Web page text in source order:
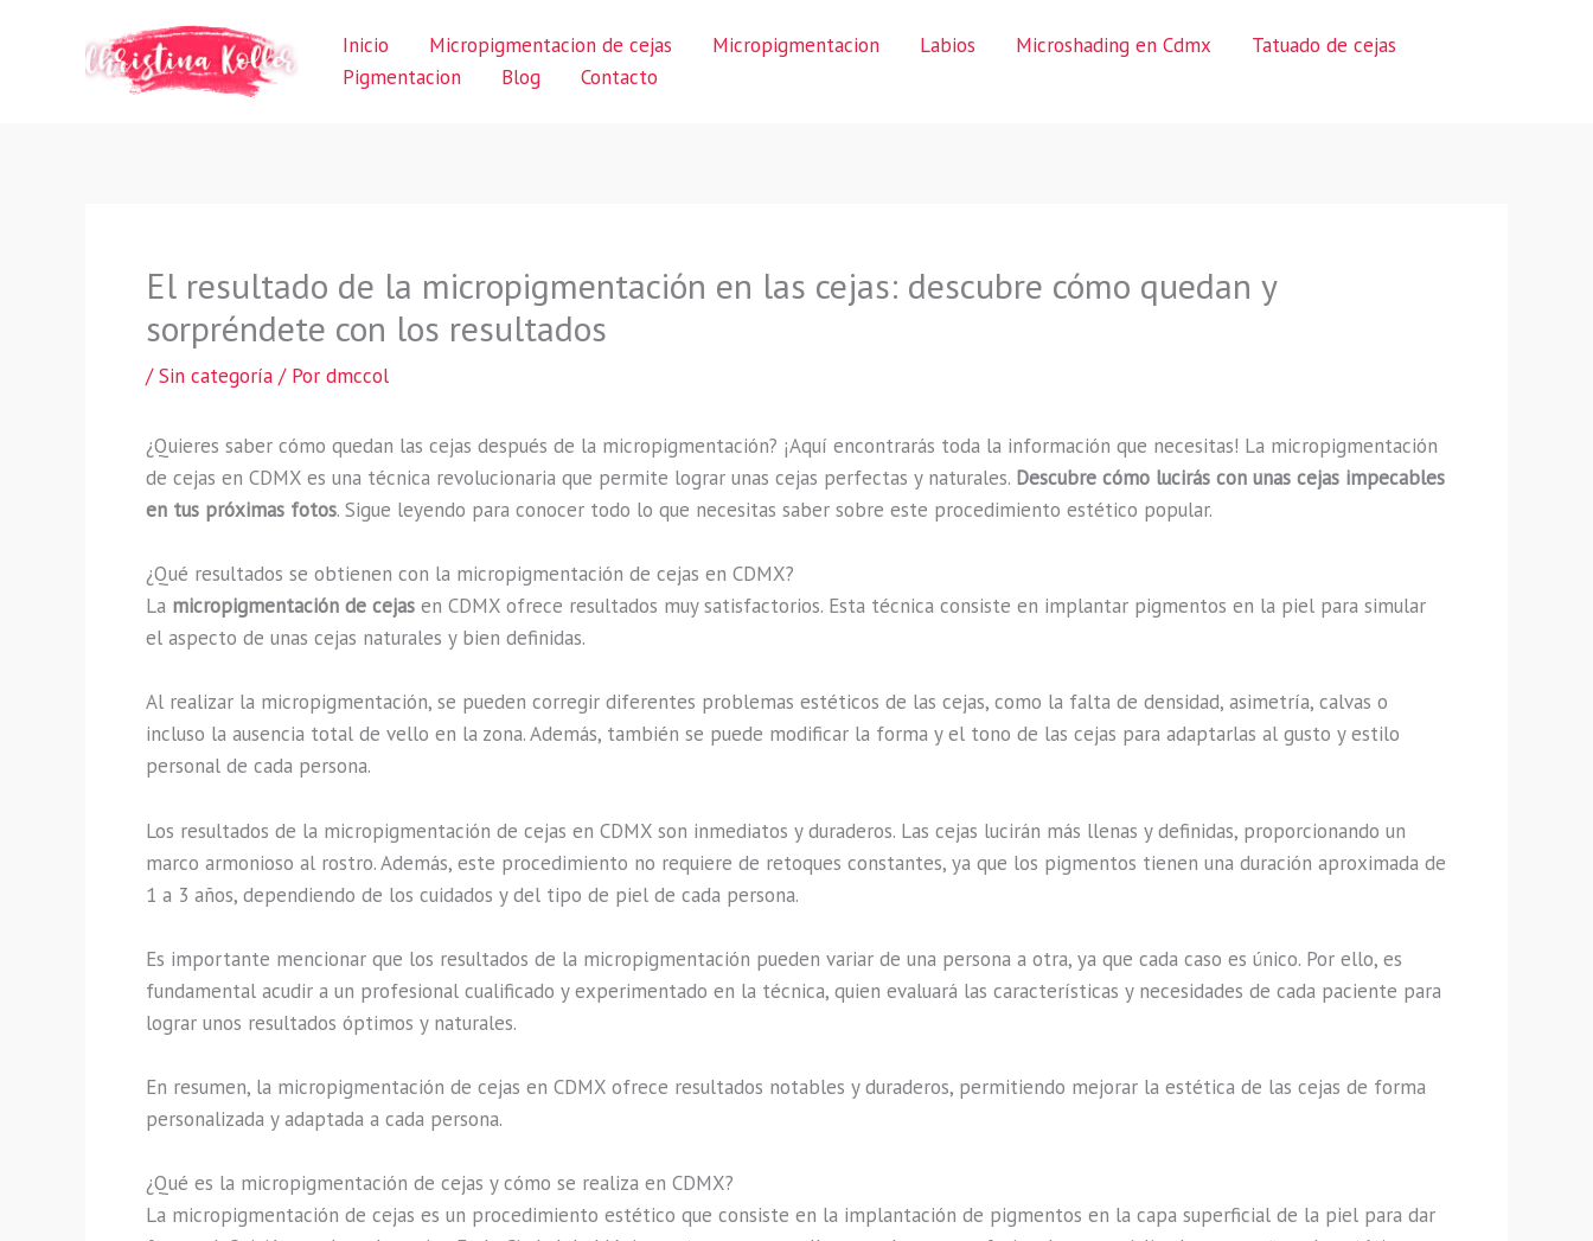
Inicio Micropigmentacion de cejas Micropigmentacion Labios Microshading en Cdmx
Tatuado de cejas
Pigmentacion
Blog Contacto
El resultado de la micropigmentación en las cejas: descubre cómo quedan y
sorpréndete con los resultados
/Sin categoría / Por dmccol
¿Quieres saber cómo quedan las cejas después de la micropigmentación? ¡Aquí encontrarás toda la información que necesitas! La micropigmentación
de cejas en CDMX es una técnica revolucionaria que permite lograr unas cejas perfectas y naturales. Descubre cómo lucirás con unas cejas impecables
en tus próximas fotos. Sigue leyendo para conocer todo lo que necesitas saber sobre este procedimiento estético popular.
¿Qué resultados se obtienen con la micropigmentación de cejas en CDMX?
La micropigmentación de cejas en CDMX ofrece resultados muy satisfactorios. Esta técnica consiste en implantar pigmentos en la piel para simular
el aspecto de unas cejas naturales y bien definidas.
Al realizar la micropigmentación, se pueden corregir diferentes problemas estéticos de las cejas, como la falta de densidad, asimetría, calvas o
incluso la ausencia total de vello en la zona. Además, también se puede modificar la forma y el tono de las cejas para adaptarlas al gusto y estilo
personal de cada persona.
Los resultados de la micropigmentación de cejas en CDMX son inmediatos y duraderos. Las cejas lucirán más llenas y definidas, proporcionando un
marco armonioso al rostro. Además, este procedimiento no requiere de retoques constantes, ya que los pigmentos tienen una duración aproximada de
1 a 3 años, dependiendo de los cuidados y del tipo de piel de cada persona.
Es importante mencionar que los resultados de la micropigmentación pueden variar de una persona a otra, ya que cada caso es único. Por ello, es
fundamental acudir a un profesional cualificado y experimentado en la técnica, quien evaluará las características y necesidades de cada paciente para
lograr unos resultados óptimos y naturales.
En resumen, la micropigmentación de cejas en CDMX ofrece resultados notables y duraderos, permitiendo mejorar la estética de las cejas de forma
personalizada y adaptada a cada persona.
¿Qué es la micropigmentación de cejas y cómo se realiza en CDMX?
La micropigmentación de cejas es un procedimiento estético que consiste en la implantación de pigmentos en la capa superficial de la piel para dar